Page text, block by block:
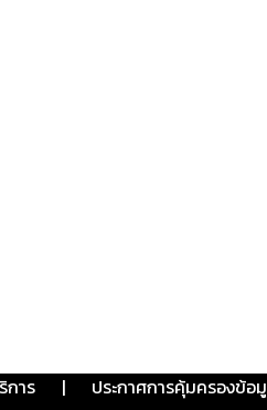
การ | ประกาศการคุ้มครองข้อ